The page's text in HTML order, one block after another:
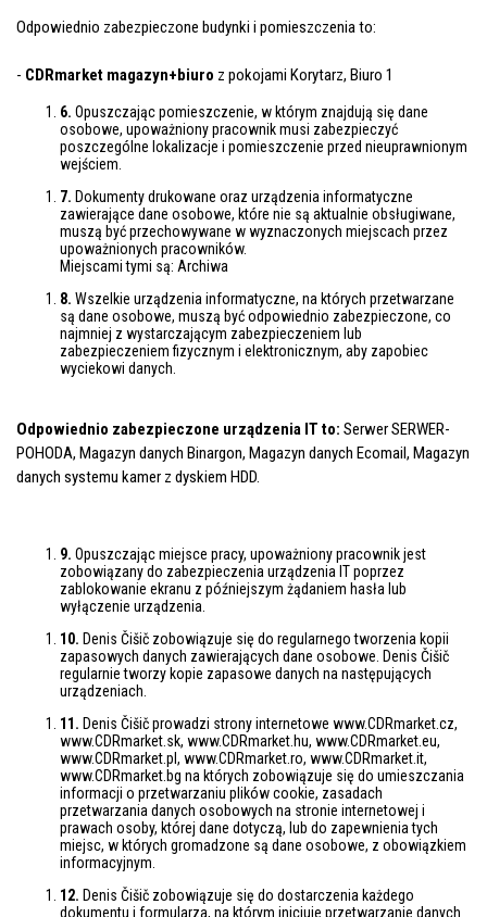
Odpowiednio zabezpieczone budynki i pomieszczenia to:
- CDRmarket magazyn+biuro z pokojami Korytarz, Biuro 1
6. Opuszczając pomieszczenie, w którym znajdują się dane
osobowe, upoważniony pracownik musi zabezpieczyć
poszczególne lokalizacje i pomieszczenie przed nieuprawnionym
wejściem.
7. Dokumenty drukowane oraz urządzenia informatyczne
zawierające dane osobowe, które nie są aktualnie obsługiwane,
muszą być przechowywane w wyznaczonych miejscach przez
upoważnionych pracowników.
Miejscami tymi są: Archiwa
8. Wszelkie urządzenia informatyczne, na których przetwarzane
są dane osobowe, muszą być odpowiednio zabezpieczone, co
najmniej z wystarczającym zabezpieczeniem lub
zabezpieczeniem fizycznym i elektronicznym, aby zapobiec
wyciekowi danych.
Odpowiednio zabezpieczone urządzenia IT to: Serwer SERWER-
POHODA, Magazyn danych Binargon, Magazyn danych Ecomail, Magazyn
danych systemu kamer z dyskiem HDD.
9. Opuszczając miejsce pracy, upoważniony pracownik jest
zobowiązany do zabezpieczenia urządzenia IT poprzez
zablokowanie ekranu z późniejszym żądaniem hasła lub
wyłączenie urządzenia.
10. Denis Čišič zobowiązuje się do regularnego tworzenia kopii
zapasowych danych zawierających dane osobowe. Denis Čišič
regularnie tworzy kopie zapasowe danych na następujących
urządzeniach.
11. Denis Čišič prowadzi strony internetowe www.CDRmarket.cz,
www.CDRmarket.sk, www.CDRmarket.hu, www.CDRmarket.eu,
www.CDRmarket.pl, www.CDRmarket.ro, www.CDRmarket.it,
www.CDRmarket.bg na których zobowiązuje się do umieszczania
informacji o przetwarzaniu plików cookie, zasadach
przetwarzania danych osobowych na stronie internetowej i
prawach osoby, której dane dotyczą, lub do zapewnienia tych
miejsc, w których gromadzone są dane osobowe, z obowiązkiem
informacyjnym.
12. Denis Čišič zobowiązuje się do dostarczenia każdego
dokumentu i formularza, na którym inicjuje przetwarzanie danych